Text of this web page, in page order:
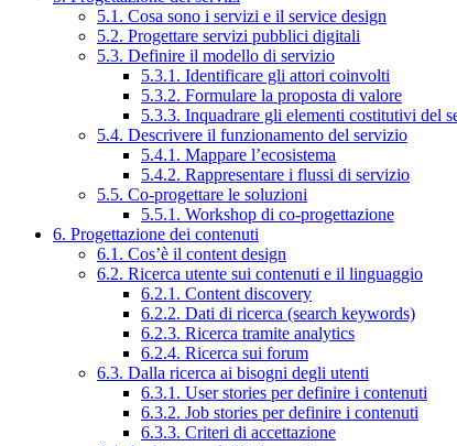
5.1. Cosa sono i servizi e il service design
5.2. Progettare servizi pubblici digitali
5.3. Definire il modello di servizio
5.3.1. Identificare gli attori coinvolti
5.3.2. Formulare la proposta di valore
5.3.3. Inquadrare gli elementi costitutivi del
5.4. Descrivere il funzionamento del servizio
5.4.1. Mappare l’ecosistema
5.4.2. Rappresentare i flussi di servizio
5.5. Co-progettare le soluzioni
5.5.1. Workshop di co-progettazione
6. Progettazione dei contenuti
6.1. Cos’è il content design
6.2. Ricerca utente sui contenuti e il linguaggio
6.2.1. Content discovery
6.2.2. Dati di ricerca (search keywords)
6.2.3. Ricerca tramite analytics
6.2.4. Ricerca sui forum
6.3. Dalla ricerca ai bisogni degli utenti
6.3.1. User stories per definire i contenuti
6.3.2. Job stories per definire i contenuti
6.3.3. Criteri di accettazione